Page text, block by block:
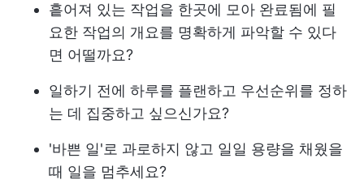
흩어져 있는 작업을 한곳에 모아 완료됨에 필
요한 작업의 개요를 명확하게 파악할 수 있다
면 어떨까요?
일하기 전에 하루를 플랜하고 우선순위를 정하
는 데 집중하고 싶으신가요?
'바쁜 일'로 과로하지 않고 일일 용량을 채웠을
때 일을 멈추세요?